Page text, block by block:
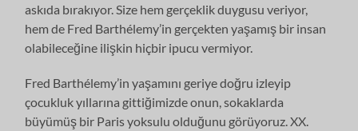
askıda bırakıyor. Size hem gerçeklik duygusu veriyor,
hem de Fred Barthélemy’in gerçekten yaşamış bir insan
olabileceğine ilişkin hiçbir ipucu vermiyor.
Fred Barthélemy’in yaşamını geriye doğru izleyip
çocukluk yıllarına gittiğimizde onun, sokaklarda
büyümüş bir Paris yoksulu olduğunu görüyoruz. XX.